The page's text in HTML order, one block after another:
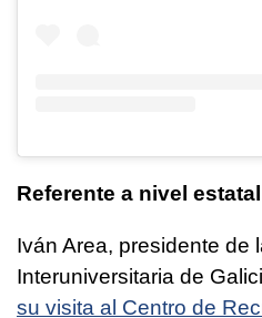
Referente a nivel estatal
Iván Area, presidente de
Interuniversitaria de
su visita al Centro de